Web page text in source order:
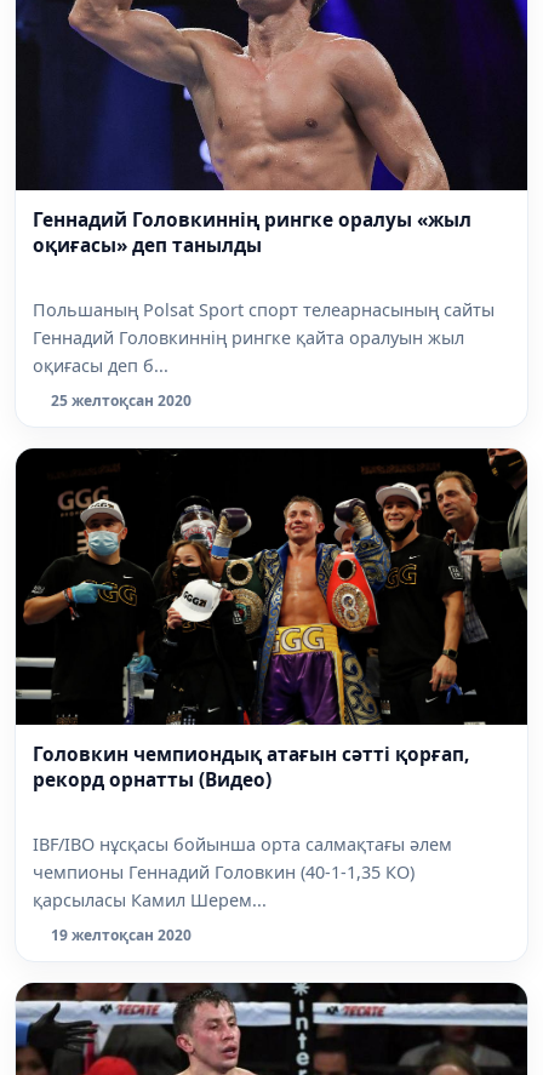
Геннадий Головкиннің рингке оралуы «жыл
оқиғасы» деп танылды
Польшаның Polsat Sport спорт телеарнасының сайты
Геннадий Головкиннің рингке қайта оралуын жыл
оқиғасы деп б...
25 желтоқсан 2020
Головкин чемпиондық атағын сәтті қорғап,
рекорд орнатты (Видео)
IBF/IBO нұсқасы бойынша орта салмақтағы әлем
чемпионы Геннадий Головкин (40-1-1,35 КО)
қарсыласы Камил Шерем...
19 желтоқсан 2020